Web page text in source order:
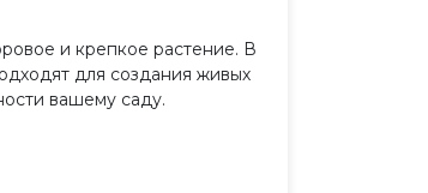
и крепкое растение. В
для создания живых
вашему саду.